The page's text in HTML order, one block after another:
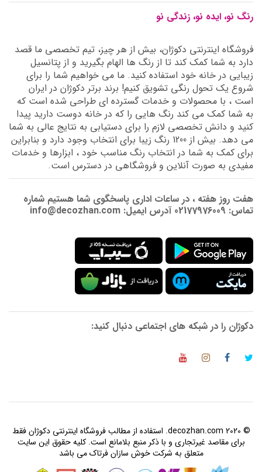
رنگ نو، ایده نو، زندگی نو
فروشگاه اینترنتی دکوژان، بیش از هر چیز، تیم تخصصی ما قصد
دارد به شما کمک کند تا از رنگ ها الهام بگیرید و از پتانسیل
زیبایی در خانه خود استفاده کنید. ما می خواهیم شما را برای
شروع یک تحول رنگی تشویق کنیم! برند برتر دکوژان در ایران
است ، با محصولات و خدمات گسترده ای طراحی شده است که
به شما کمک می کند رنگ هایی را که در خانه دوست دارید پیدا
کنید و دانش تخصصی لازم را برای دستیابی به نتایج عالی به شما
می دهد. بیش از 1200 رنگ زیبا برای انتخاب وجود دارد و بنابراین
برای کمک به شما در انتخاب رنگ مناسب خود ، ابزارها و خدمات
مفیدی به صورت آنلاین و فروشگاهی در دسترس است.
هفت روز هفته ، در ساعات اداری پاسخگوی شما هستیم شماره
تماس: 02177976009 آدرس ایمیل: info@decozhan.com
دکوژان را در شبکه های اجتماعی دنبال کنید:
© 2020 decozhan.com. استفاده از مطالب فروشگاه اینترنتی دکوژان فقط
برای مقاصد غیرتجاری و با ذکر منبع بلامانع است. کلیه حقوق این سایت
متعلق به شرکت خوش سازان فرتاک می باشد